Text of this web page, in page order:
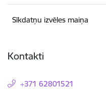
Sīkdatņu izvēles maiņa
Kontakti
+371 62801521